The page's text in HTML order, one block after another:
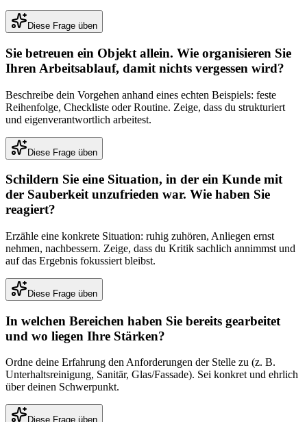
Diese Frage üben
Sie betreuen ein Objekt allein. Wie organisieren Sie
Ihren Arbeitsablauf, damit nichts vergessen wird?
Beschreibe dein Vorgehen anhand eines echten Beispiels: feste
Reihenfolge, Checkliste oder Routine. Zeige, dass du strukturiert
und eigenverantwortlich arbeitest.
Diese Frage üben
Schildern Sie eine Situation, in der ein Kunde mit
der Sauberkeit unzufrieden war. Wie haben Sie
reagiert?
Erzähle eine konkrete Situation: ruhig zuhören, Anliegen ernst
nehmen, nachbessern. Zeige, dass du Kritik sachlich annimmst und
auf das Ergebnis fokussiert bleibst.
Diese Frage üben
In welchen Bereichen haben Sie bereits gearbeitet
und wo liegen Ihre Stärken?
Ordne deine Erfahrung den Anforderungen der Stelle zu (z. B.
Unterhaltsreinigung, Sanitär, Glas/Fassade). Sei konkret und ehrlich
über deinen Schwerpunkt.
Diese Frage üben